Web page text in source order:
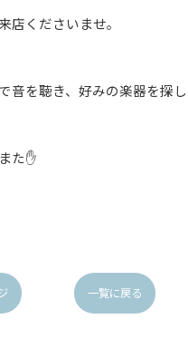
店くださいませ。
音を聴き、好みの楽器を探
た✋
一覧に戻る